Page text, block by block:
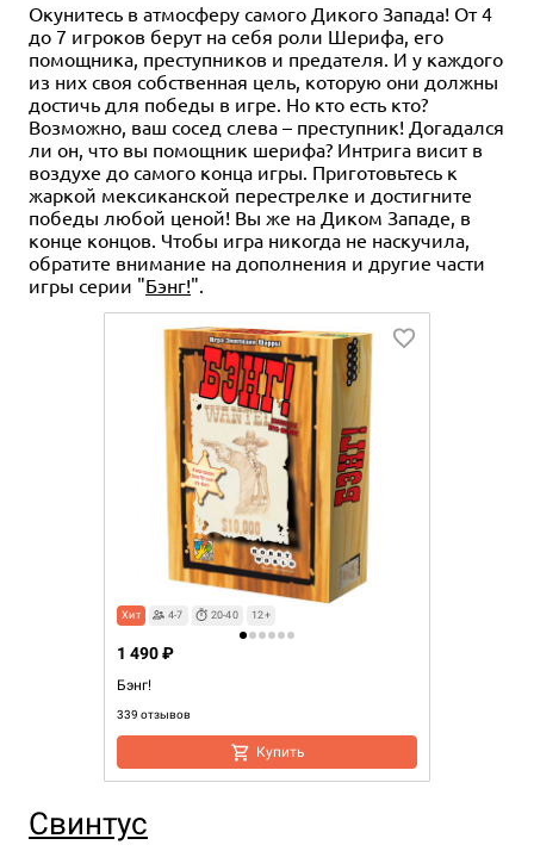
Окунитесь в атмосферу самого Дикого Запада! От 4
до 7 игроков берут на себя роли Шерифа, его
помощника, преступников и предателя. И у каждого
из них своя собственная цель, которую они должны
достичь для победы в игре. Но кто есть кто?
Возможно, ваш сосед слева – преступник! Догадался
ли он, что вы помощник шерифа? Интрига висит в
воздухе до самого конца игры. Приготовьтесь к
жаркой мексиканской перестрелке и достигните
победы любой ценой! Вы же на Диком Западе, в
конце концов. Чтобы игра никогда не наскучила,
обратите внимание на дополнения и другие части
игры серии "Бэнг!".
Хит 4-7 20-40 12+
Бэнг!
339 отзывов
1 490 ₽
Купить
Свинтус